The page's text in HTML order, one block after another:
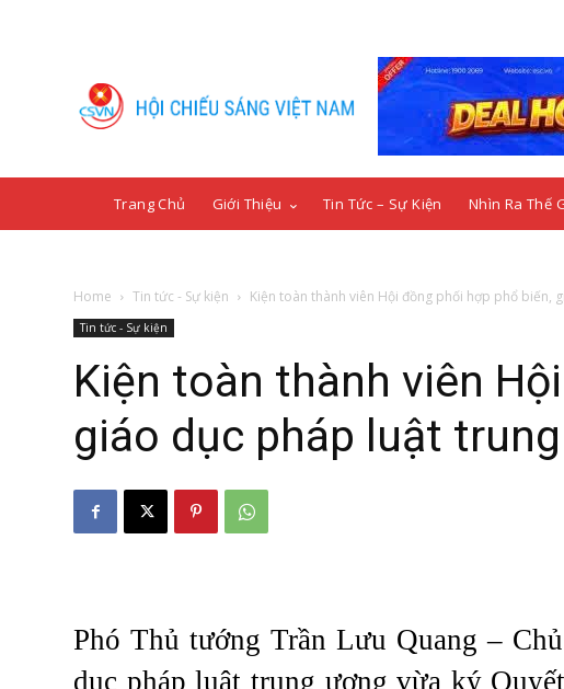
Trang Chủ Giới Thiệu Tin Tức – Sự Kiện Nhìn Ra Thế
Home Tin tức - Sự kiện Kiện toàn thành viên Hội đồng phối hợp phổ biến,
Tin tức - Sự kiện
Kiện toàn thành viên
giáo dục pháp luật
Phó Thủ tướng Trần Lưu Quang –
dục pháp luật trung ương vừa ký